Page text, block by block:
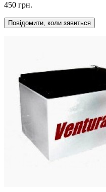
450 грн.
Повідомити, коли зявиться